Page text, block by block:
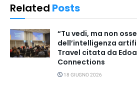
Related Posts
“Tu vedi, ma non
dell’intelligenza
Travel citata da
Connections
18 GIUGNO 2026